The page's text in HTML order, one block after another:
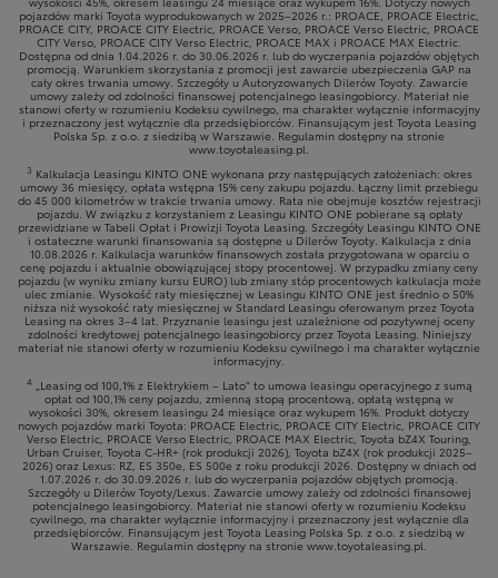
pojazdów marki Toyota wyprodukowanych w 2025–2026 r.: PROACE, PROACE Electric,
PROACE CITY, PROACE CITY Electric, PROACE Verso, PROACE Verso Electric, PROACE
CITY Verso, PROACE CITY Verso Electric, PROACE MAX i PROACE MAX Electric.
Dostępna od dnia 1.04.2026 r. do 30.06.2026 r. lub do wyczerpania pojazdów objętych
promocją. Warunkiem skorzystania z promocji jest zawarcie ubezpieczenia GAP na
cały okres trwania umowy. Szczegóły u Autoryzowanych Dilerów Toyoty. Zawarcie
umowy zależy od zdolności finansowej potencjalnego leasingobiorcy. Materiał nie
stanowi oferty w rozumieniu Kodeksu cywilnego, ma charakter wyłącznie informacyjny
i przeznaczony jest wyłącznie dla przedsiębiorców. Finansującym jest Toyota Leasing
Polska Sp. z o.o. z siedzibą w Warszawie. Regulamin dostępny na stronie
www.toyotaleasing.pl.
3 Kalkulacja Leasingu KINTO ONE wykonana przy następujących założeniach: okres
umowy 36 miesięcy, opłata wstępna 15% ceny zakupu pojazdu. Łączny limit przebiegu
do 45 000 kilometrów w trakcie trwania umowy. Rata nie obejmuje kosztów rejestracji
pojazdu. W związku z korzystaniem z Leasingu KINTO ONE pobierane są opłaty
przewidziane w Tabeli Opłat i Prowizji Toyota Leasing. Szczegóły Leasingu KINTO ONE
i ostateczne warunki finansowania są dostępne u Dilerów Toyoty. Kalkulacja z dnia
10.08.2026 r. Kalkulacja warunków finansowych została przygotowana w oparciu o
cenę pojazdu i aktualnie obowiązującej stopy procentowej. W przypadku zmiany ceny
pojazdu (w wyniku zmiany kursu EURO) lub zmiany stóp procentowych kalkulacja może
ulec zmianie. Wysokość raty miesięcznej w Leasingu KINTO ONE jest średnio o 50%
niższa niż wysokość raty miesięcznej w Standard Leasingu oferowanym przez Toyota
Leasing na okres 3–4 lat. Przyznanie leasingu jest uzależnione od pozytywnej oceny
zdolności kredytowej potencjalnego leasingobiorcy przez Toyota Leasing. Niniejszy
materiał nie stanowi oferty w rozumieniu Kodeksu cywilnego i ma charakter wyłącznie
informacyjny.
4 „Leasing od 100,1% z Elektrykiem – Lato” to umowa leasingu operacyjnego z sumą
opłat od 100,1% ceny pojazdu, zmienną stopą procentową, opłatą wstępną w
wysokości 30%, okresem leasingu 24 miesiące oraz wykupem 16%. Produkt dotyczy
nowych pojazdów marki Toyota: PROACE Electric, PROACE CITY Electric, PROACE CITY
Verso Electric, PROACE Verso Electric, PROACE MAX Electric, Toyota bZ4X Touring,
Urban Cruiser, Toyota C-HR+ (rok produkcji 2026), Toyota bZ4X (rok produkcji 2025–
2026) oraz Lexus: RZ, ES 350e, ES 500e z roku produkcji 2026. Dostępny w dniach od
1.07.2026 r. do 30.09.2026 r. lub do wyczerpania pojazdów objętych promocją.
Szczegóły u Dilerów Toyoty/Lexus. Zawarcie umowy zależy od zdolności finansowej
potencjalnego leasingobiorcy. Materiał nie stanowi oferty w rozumieniu Kodeksu
cywilnego, ma charakter wyłącznie informacyjny i przeznaczony jest wyłącznie dla
przedsiębiorców. Finansującym jest Toyota Leasing Polska Sp. z o.o. z siedzibą w
Warszawie. Regulamin dostępny na stronie www.toyotaleasing.pl.